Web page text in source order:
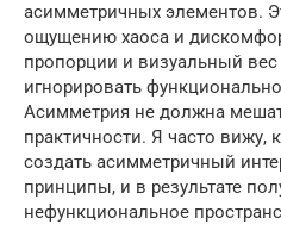
асимметричных элементов.
ощущению хаоса и
пропорции и визуальный
игнорировать
Асимметрия не должна
практичности. Я часто вижу,
создать асимметричный
принципы, и в результате
нефункциональное